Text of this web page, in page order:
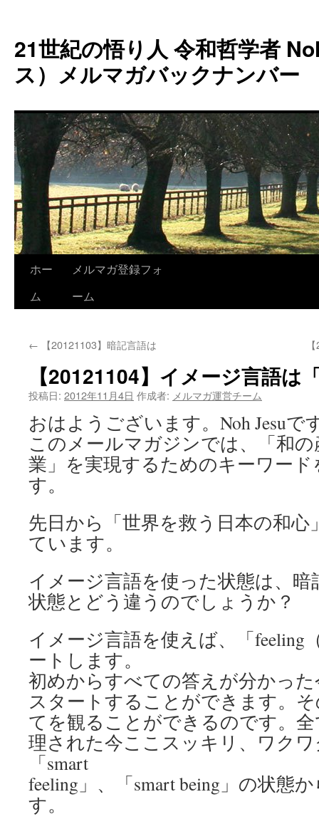
テ
ン
ツ
へ
キ
ッ
プ
21世紀の悟り人 令和哲学者
ス）メルマガバックナンバー
ホー
ム
メルマガ登録フォ
ーム
← 【20121103】暗記言語は
【20121104】イメージ言語は
投稿日: 2012年11月4日 作成者: メルマガ運営チーム
おはようございます。Noh Jesuで
このメールマガジンでは、「和
業」を実現するためのキーワー
す。
先日から「世界を救う日本の和
ています。
イメージ言語を使った状態は、
状態とどう違うのでしょうか？
イメージ言語を使えば、「feeling
ートします。
初めからすべての答えが分かっ
スタートすることができます。
てを観ることができるのです。
理された今ここスッキリ、ワク
「smart
feeling」、「smart being」の状態
す。